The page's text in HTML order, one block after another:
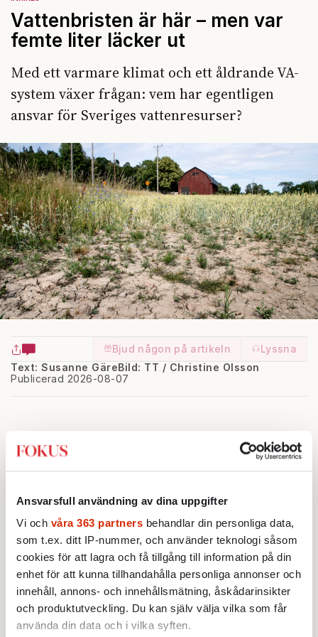
Ansvarsfull användning av dina uppgifter
Vi och våra 363 partners behandlar din personliga data,
som t.ex. ditt IP-nummer, och använder teknologi såsom
cookies för att lagra och få tillgång till information på din
enhet för att kunna tillhandahålla personliga annonser och
innehåll, annons- och innehållsmätning, åskådarinsikter
och produktutveckling. Du kan själv välja vilka som får
använda din data och i vilka syften.
Vattenbristen är här – men var
femte liter läcker ut
Med ett varmare klimat och ett åldrande VA-
system växer frågan: vem har egentligen
ansvar för Sveriges vattenresurser?
Bjud någon på artikeln
Lyssna
Text: Susanne Gäre
Publicerad 2026-08-07
Bild: TT / Christine Olsson
A
är något relativt nytt för vårt land, som alltid
haft ett stort vattenflöde. Men nu är
vattenbristen alltså ett faktum, i synnerhet i
de södra delarna. Torkan börjar bli ett
allvarligt hot och det uppmanas till minskad
vattenkonsumtion. Samtidigt läcker närmare